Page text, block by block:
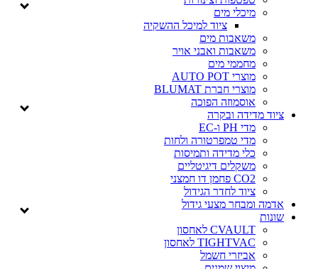
מיכלי מים
ציוד למיכל ההשקיה
משאבות מים
משאבות ואבני אויר
מחממי מים
מוצרי AUTO POT
מוצרי חברת BLUMAT
אוסמוזה הפוכה
ציוד מדידה ובקרה
מדי PH ו-EC
מדי טמפרטורה ולחות
כלי מדידה ותמיסות
משקלים דיגיטליים
CO2 פחמן דו חמצני
ציוד לחדר הגידול
אדמה ומבחר מצעי גידול
שונות
CVAULT לאחסון
TIGHTVAC לאחסון
אביזרי חשמל